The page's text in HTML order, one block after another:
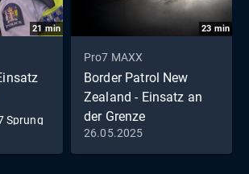
21 min
Sprung
23 min
Pro7 MAXX
Border Patrol New
Zealand - Einsatz an
der Grenze
Staffel 14 Folge 4
Fischaugen und Tentakel
26.05.2025